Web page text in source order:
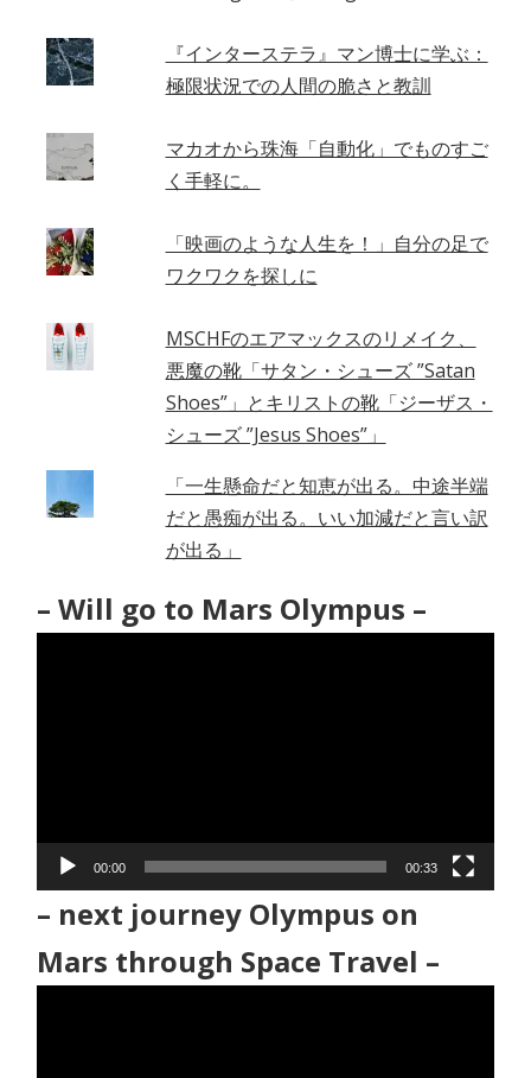
『インターステラ』マン博士に学ぶ：
極限状況での人間の脆さと教訓
マカオから珠海「自動化」でものすご
く手軽に。
「映画のような人生を！」自分の足で
ワクワクを探しに
MSCHFのエアマックスのリメイク、
悪魔の靴「サタン・シューズ ”Satan
Shoes”」とキリストの靴「ジーザス・
シューズ ”Jesus Shoes”」
「一生懸命だと知恵が出る。中途半端
だと愚痴が出る。いい加減だと言い訳
が出る」
– Will go to Mars Olympus –
ー
00:00 00:33
– next journey Olympus on
Mars through Space Travel –